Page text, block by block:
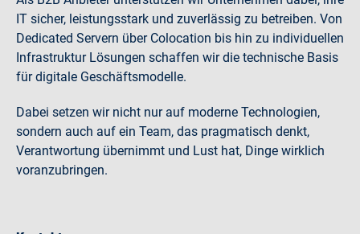
IT sicher, leistungsstark und zuverlässig zu betreiben. Von
Dedicated Servern über Colocation bis hin zu individuellen
Infrastruktur Lösungen schaffen wir die technische Basis
für digitale Geschäftsmodelle.
Dabei setzen wir nicht nur auf moderne Technologien,
sondern auch auf ein Team, das pragmatisch denkt,
Verantwortung übernimmt und Lust hat, Dinge wirklich
voranzubringen.